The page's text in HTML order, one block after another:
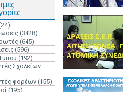
(3428)
(645)
(596)
(192)
Σχολείων
φορέων (155)
(195)